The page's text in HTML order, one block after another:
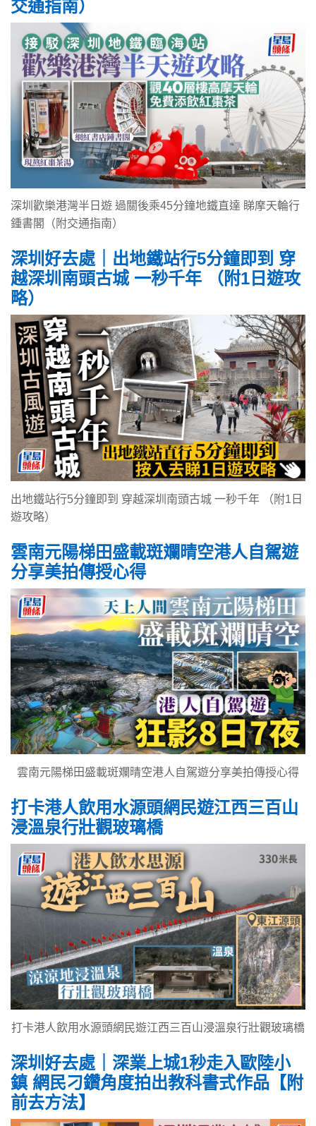
交通指南）
深圳歡樂港灣半日遊 過關後乘45分鐘地鐵直達 睇摩天輪行
鍾書閣（附交通指南）
深圳好去處｜出地鐵站行5分鐘即到 穿
越深圳南頭古城 一秒千年 （附1日遊攻
略）
出地鐵站行5分鐘即到 穿越深圳南頭古城 一秒千年 （附1日
遊攻略）
雲南元陽梯田盛載斑斕晴空港人自駕遊
分享美拍傳授心得
雲南元陽梯田盛載斑斕晴空港人自駕遊分享美拍傳授心得
打卡港人飲用水源頭網民遊江西三百山
浸溫泉行壯觀玻璃橋
打卡港人飲用水源頭網民遊江西三百山浸溫泉行壯觀玻璃橋
深圳好去處｜深業上城1秒走入歐陸小
鎮 網民刁鑽角度拍出教科書式作品【附
前去方法】